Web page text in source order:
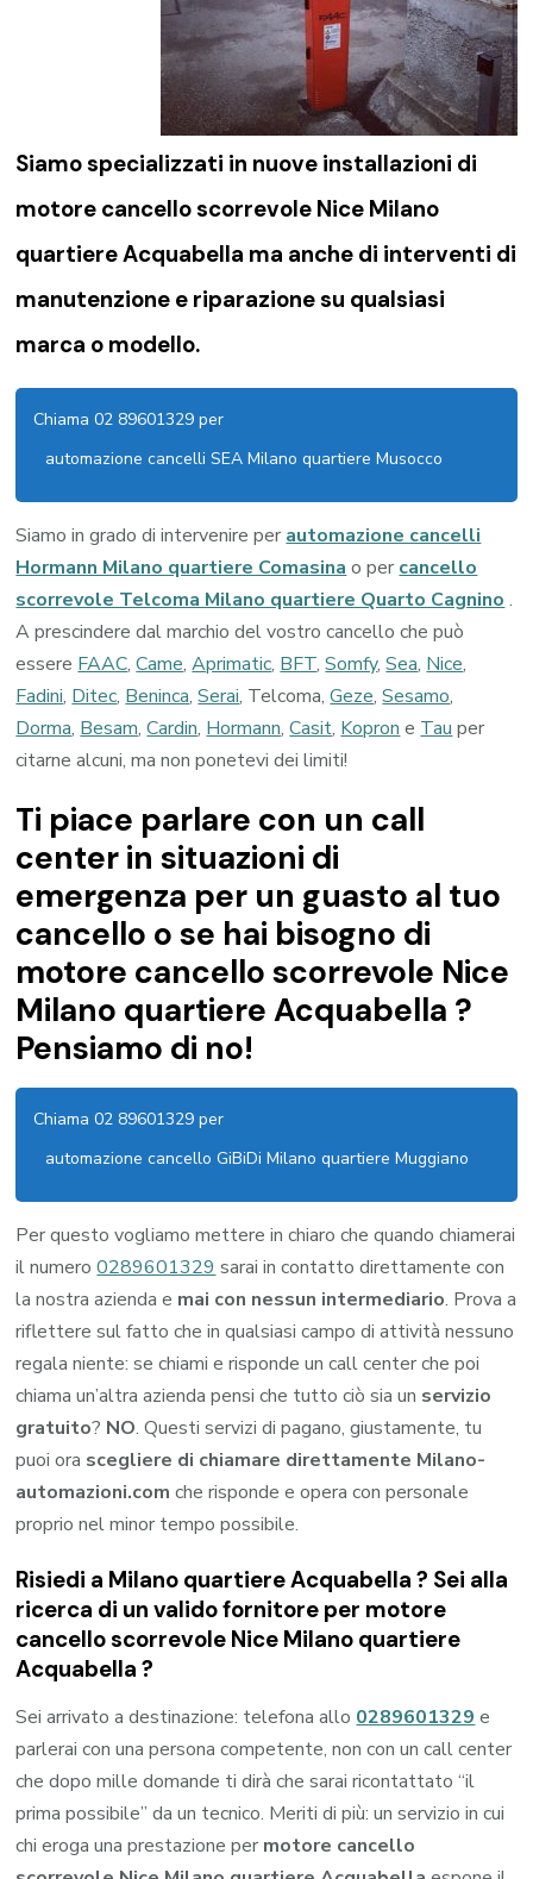
Siamo specializzati in nuove installazioni di
motore cancello scorrevole Nice Milano
quartiere Acquabella ma anche di interventi di
manutenzione e riparazione su qualsiasi
marca o modello.
Chiama 02 89601329 per
automazione cancelli SEA Milano quartiere Musocco
Siamo in grado di intervenire per automazione cancelli
Hormann Milano quartiere Comasina o per cancello
scorrevole Telcoma Milano quartiere Quarto Cagnino .
A prescindere dal marchio del vostro cancello che può
essere FAAC,Came,Aprimatic, BFT,Somfy,Sea, Nice,
Fadini, Ditec, Beninca,Serai, Telcoma,Geze,Sesamo,
Dorma, Besam,Cardin, Hormann,Casit, Kopron e Tau per
citarne alcuni, ma non ponetevi dei limiti!
Ti piace parlare con un call
center in situazioni di
emergenza per un guasto al tuo
cancello o se hai bisogno di
motore cancello scorrevole Nice
Milano quartiere Acquabella ?
Pensiamo di no!
Chiama 02 89601329 per
automazione cancello GiBiDi Milano quartiere Muggiano
Per questo vogliamo mettere in chiaro che quando chiamerai
il numero0289601329sarai in contatto direttamente con
la nostra azienda e mai con nessun intermediario. Prova a
riflettere sul fatto che in qualsiasi campo di attività nessuno
regala niente: se chiami e risponde un call center che poi
chiama un’altra azienda pensi che tutto ciò sia un servizio
gratuito? NO. Questi servizi di pagano, giustamente, tu
puoi ora scegliere di chiamare direttamente Milano-
automazioni.com che risponde e opera con personale
proprio nel minor tempo possibile.
Risiedi a Milano quartiere Acquabella ? Sei alla
ricerca di un valido fornitore per motore
cancello scorrevole Nice Milano quartiere
Acquabella ?
Sei arrivato a destinazione: telefona allo 0289601329 e
parlerai con una persona competente, non con un call center
che dopo mille domande ti dirà che sarai ricontattato “il
prima possibile” da un tecnico. Meriti di più: un servizio in cui
chi eroga una prestazione per motore cancello